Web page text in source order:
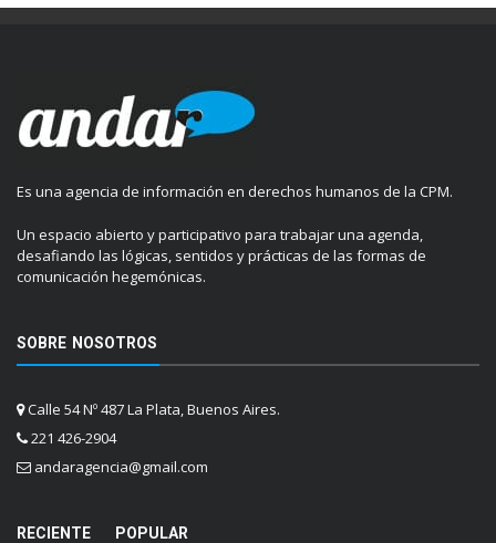
Es una agencia de información en derechos humanos de la CPM.
Un espacio abierto y participativo para trabajar una agenda,
desafiando las lógicas, sentidos y prácticas de las formas de
comunicación hegemónicas.
SOBRE NOSOTROS
Calle 54 Nº 487 La Plata, Buenos Aires.
221 426-2904
andaragencia@gmail.com
RECIENTE POPULAR